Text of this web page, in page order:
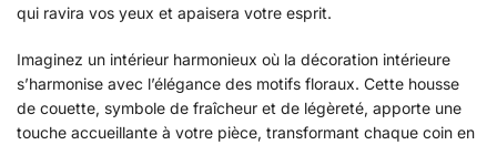
qui ravira vos yeux et apaisera votre esprit.
Imaginez un intérieur harmonieux où la décoration intérieure
s’harmonise avec l’élégance des motifs floraux. Cette housse
de couette, symbole de fraîcheur et de légèreté, apporte une
touche accueillante à votre pièce, transformant chaque coin en